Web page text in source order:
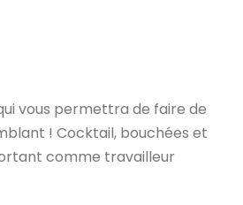
vous permettra de faire de
! Cocktail, bouchées et
comme travailleur